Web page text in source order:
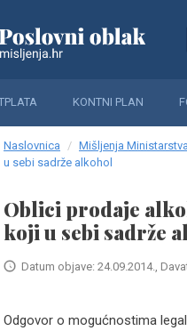
KONTNI PLAN
Naslovnica Mišljenja
u sebi sadrže alkohol
Oblici prodaje
koji u sebi sadrže
Datum objave: 24.09.2014.,
Odgovor o mogućnostima